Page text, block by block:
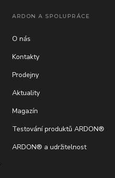
ARDON A SPOLUPRÁCE
O nás
Kontakty
Prodejny
Aktuality
Magazín
Testování produktů ARDON®
ARDON® a udržitelnost